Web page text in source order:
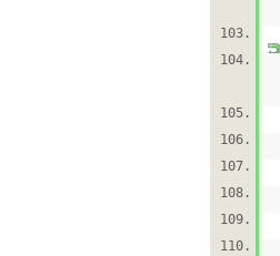
103.
104.
105.
106.
107.
108.
109.
110.